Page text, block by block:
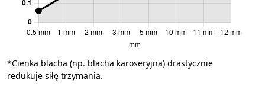
*Cienka blacha (np. blacha karoseryjna) drastycznie
redukuje siłę trzymania.